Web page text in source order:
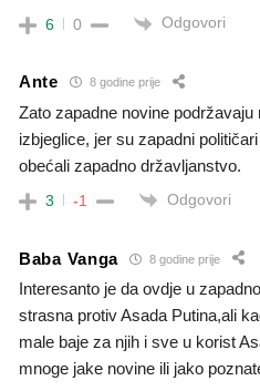
6 0 Odgovori
Ante 8 godine prije
Zato zapadne novine
izbjeglice, jer su zapadni
obećali zapadno državljanstvo.
3 -1 Odgovori
Baba Vanga 8 godine prije
Interesanto je da ovdje u
strasna protiv Asada Putina,ali
male baje za njih i sve u korist
mnoge jake novine ili jako